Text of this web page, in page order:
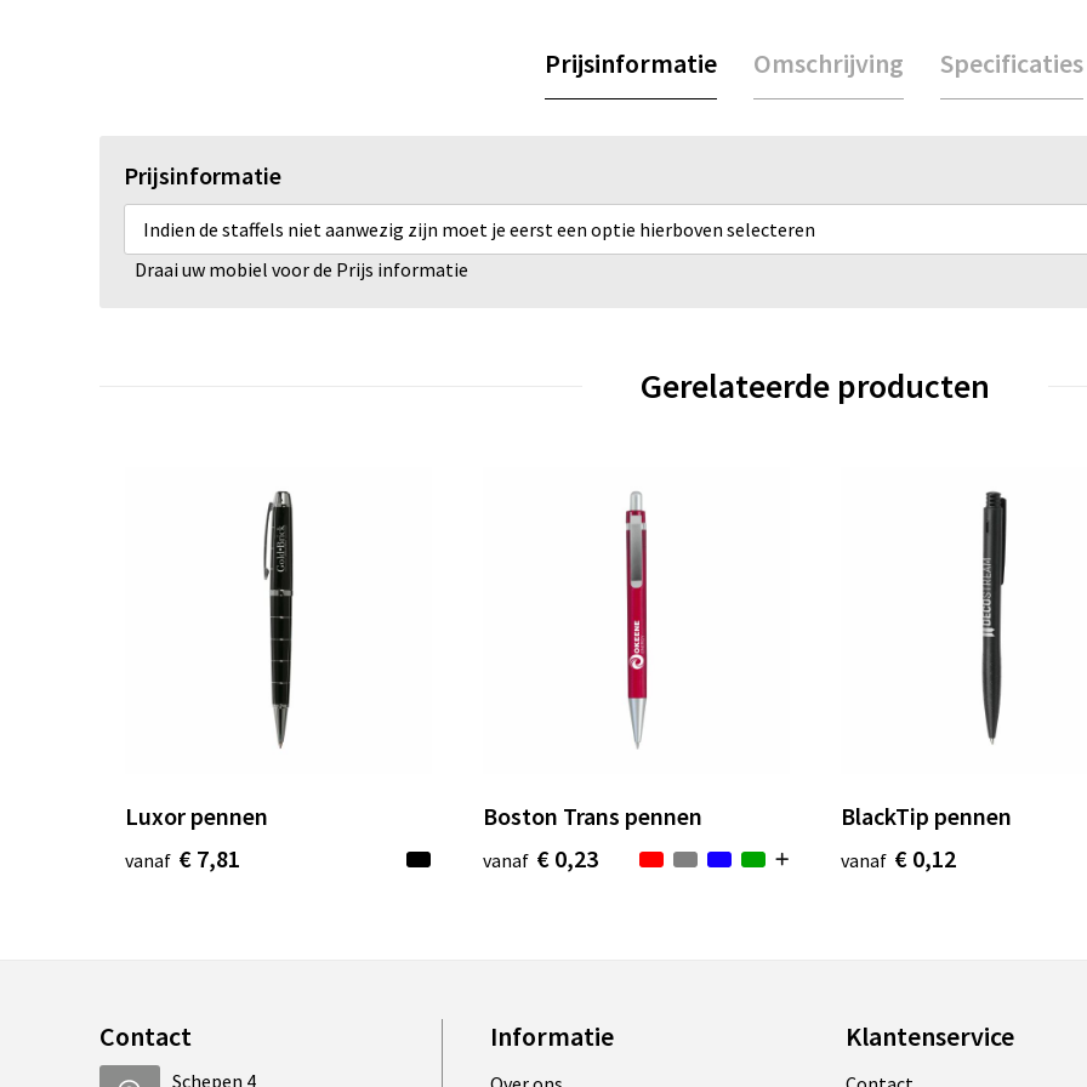
Prijsinformatie Omschrijving Specificaties
Prijsinformatie
Indien de staffels niet aanwezig zijn moet je eerst een optie hierboven selecteren
Draai uw mobiel voor de Prijs informatie
Gerelateerde producten
Luxor pennen
vanaf € 7,81
Boston Trans pennen
vanaf € 0,23
BlackTip pennen
vanaf € 0,12
Contact
Schepen 4
Informatie Klantenservice